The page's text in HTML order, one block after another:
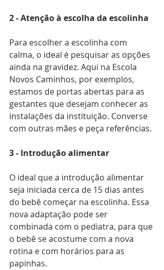
2 - Atenção à escolha da escolinha
Para escolher a escolinha com
calma, o ideal é pesquisar as opções
ainda na gravidez. Aqui na Escola
Novos Caminhos, por exemplos,
estamos de portas abertas para as
gestantes que desejam conhecer as
instalações da instituição. Converse
com outras mães e peça referências.
3 - Introdução alimentar
O ideal que a introdução alimentar
seja iniciada cerca de 15 dias antes
do bebê começar na escolinha. Essa
nova adaptação pode ser
combinada com o pediatra, para que
o bebê se acostume com a nova
rotina e com horários para as
papinhas.